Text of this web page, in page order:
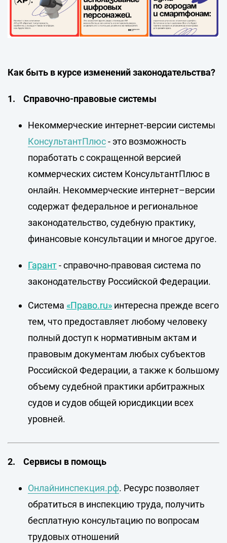
Как быть в курсе изменений законодательства?
1. Справочно-правовые системы
Некоммерческие интернет-версии системы
КонсультантПлюс- это возможность
поработать с сокращенной версией
коммерческих систем КонсультантПлюс в
онлайн. Некоммерческие интернет–версии
содержат федеральное и региональное
законодательство, судебную практику,
финансовые консультации и многое другое.
Гарант- справочно-правовая система по
законодательству Российской Федерации.
Система «Право.ru» интересна прежде всего
тем, что предоставляет любому человеку
полный доступ к нормативным актам и
правовым документам любых субъектов
Российской Федерации, а также к большому
объему судебной практики арбитражных
судов и судов общей юрисдикции всех
уровней.
2. Сервисы в помощь
Онлайнинспекция.рф. Ресурс позволяет
обратиться в инспекцию труда, получить
бесплатную консультацию по вопросам
трудовых отношений